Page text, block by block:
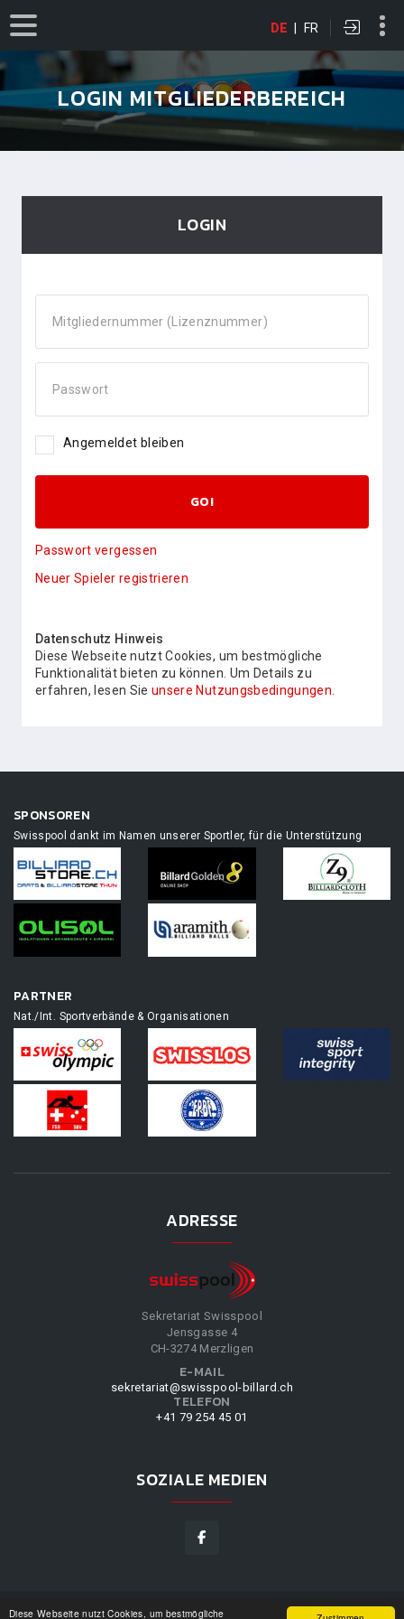
Diese Webseite nutzt Cookies, um bestmögliche
DE | FR
LOGIN MITGLIEDERBEREICH
LOGIN
Mitgliedernummer (Lizenznummer)
Passwort
Angemeldet bleiben
GO!
Passwort vergessen
Neuer Spieler registrieren
Datenschutz Hinweis
Diese Webseite nutzt Cookies, um bestmögliche
Funktionalität bieten zu können. Um Details zu
erfahren, lesen Sie unsere Nutzungsbedingungen.
SPONSOREN
Swisspool dankt im Namen unserer Sportler, für die Unterstützung
PARTNER
Nat./Int. Sportverbände & Organisationen
ADRESSE
Sekretariat Swisspool
Jensgasse 4
CH-3274 Merzligen
E-MAIL
sekretariat@swisspool-billard.ch
TELEFON
+41 79 254 45 01
SOZIALE MEDIEN